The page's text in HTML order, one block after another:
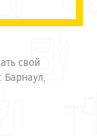
свой
Барнаул,